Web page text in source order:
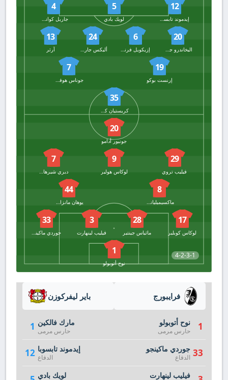
12
إيدموند تابسوبا
5
لويك بادي
4
جاريل كوانساه
20
اليخاندرو جريمالدو
6
إزيكويل فرنانديز
24
أليكس جارسيا
13
آرثر
19
إرنست بوكو
7
جوناس هوفمان
35
كريستيان كوفاني
4-2-3-1
20
جونيور أدامو
29
فيليب تروي
9
لوكاس هولير
7
ديري شيرهانت
8
ماكسيميليانو أيجيستين
44
يوهان مانزامبي
17
لوكاس كوبلير
28
ماثياس جينتير
3
فيليب لينهارت
33
جوردي ماكينجو
1
نوح أتوبولو
باير ليفركوزن
1 مارك فالكين
حارس مرمى
12 إيدموند تابسوبا
الدفاع
لويك بادي
فرايبورج
1 نوح أتوبولو
حارس مرمى
33 جوردي ماكينجو
الدفاع
فيليب لينهارت